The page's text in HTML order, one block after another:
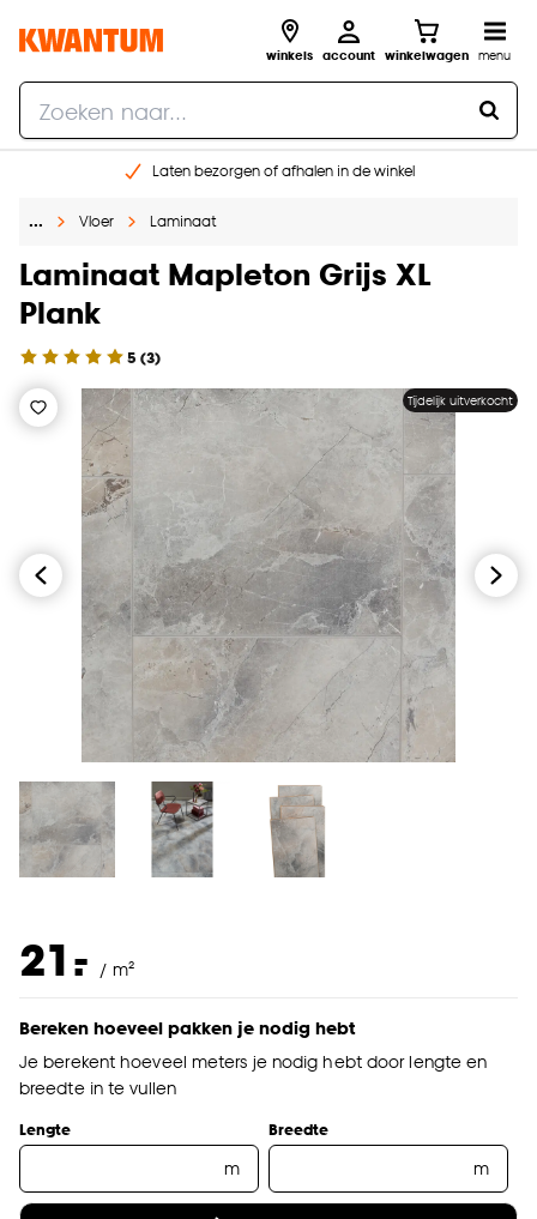
winkels account winkelwagen menu
Laten bezorgen of afhalen in de winkel
Gratis raam advies en inmeten aan huis
… Vloer Laminaat
Laminaat Mapleton Grijs XL
Plank
5 (3)
Tijdelijk uitverkocht
21.
- / m²
Bereken hoeveel pakken je nodig hebt
Je berekent hoeveel meters je nodig hebt door lengte en
breedte in te vullen
Lengte
m
Breedte
m